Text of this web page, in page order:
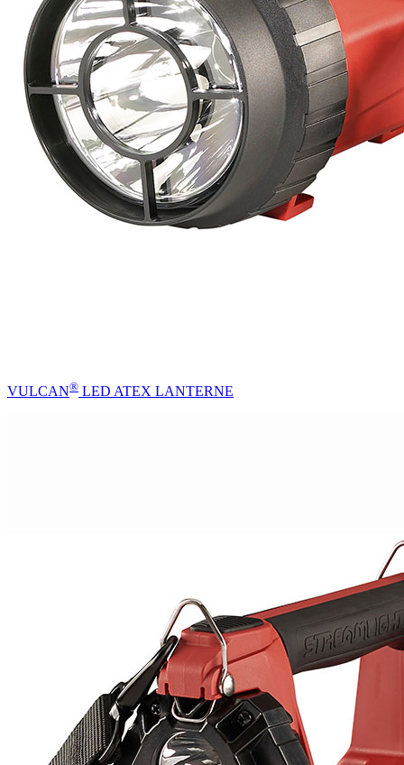
VULCAN® LED ATEX LANTERNE